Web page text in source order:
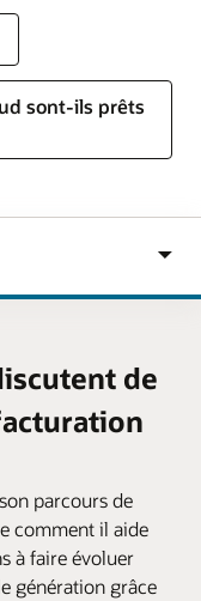
sont-ils prêts
de
parcours de
comment il aide
à faire évoluer
génération grâce